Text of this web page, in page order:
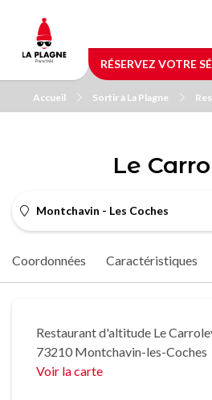
contenu
principal
RÉSERVEZ VOTRE
Accueil Sortir à La Plagne
Le
Montchavin - Les Coches
Coordonnées Caractéristiques
Restaurant d'altitude Le
73210 Montchavin-les-Coches
Voir la carte